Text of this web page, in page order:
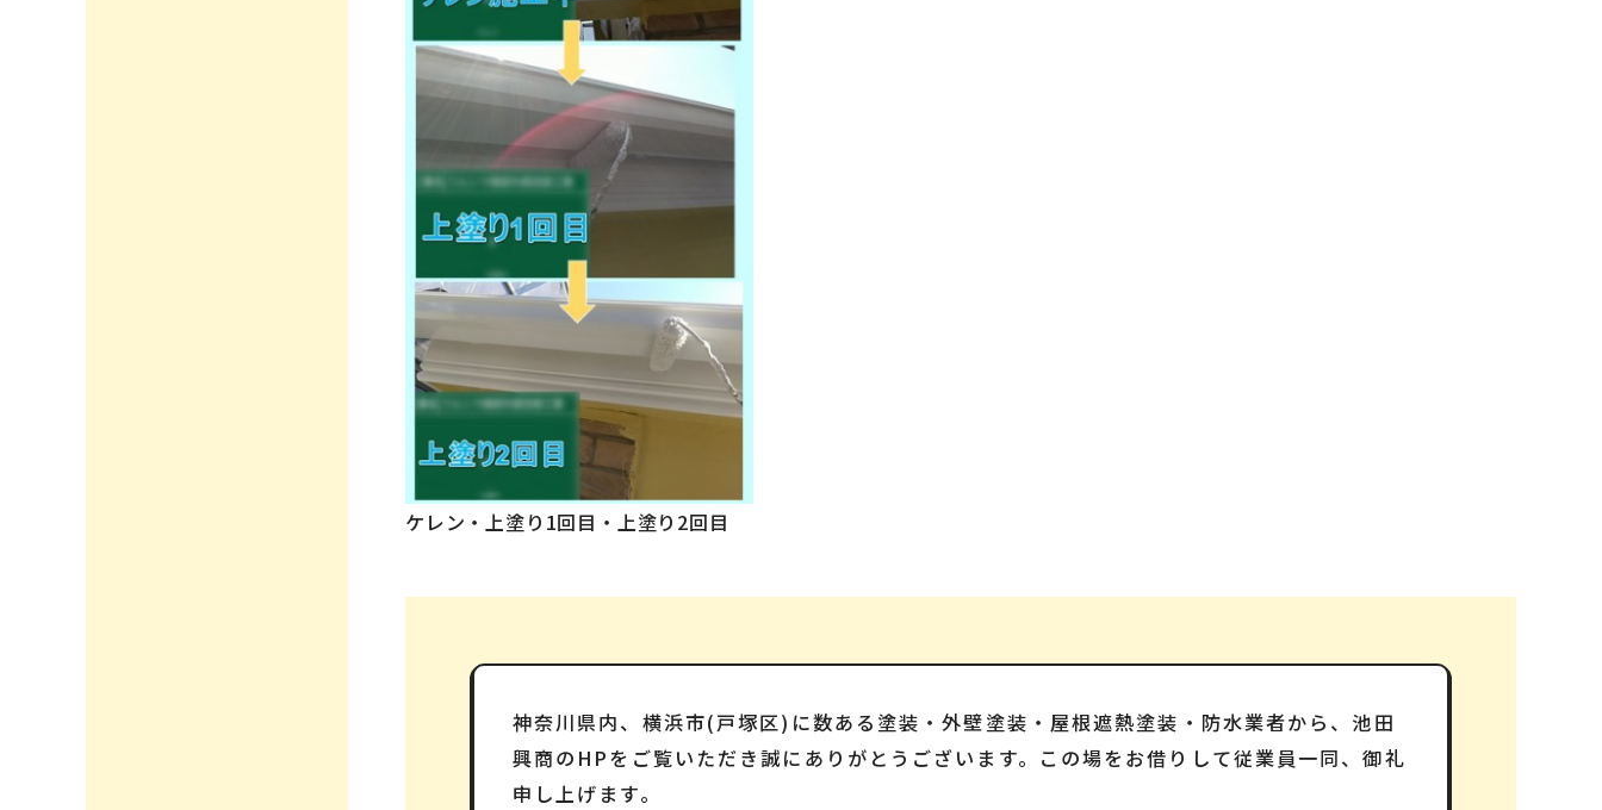
ケレン・上塗り1回目・上塗り2回目
神奈川県内、横浜市(戸塚区)に数ある塗装・外壁塗装・屋根遮熱塗装・防水業者から、池田
興商のHPをご覧いただき誠にありがとうございます。この場をお借りして従業員一同、御礼
申し上げます。